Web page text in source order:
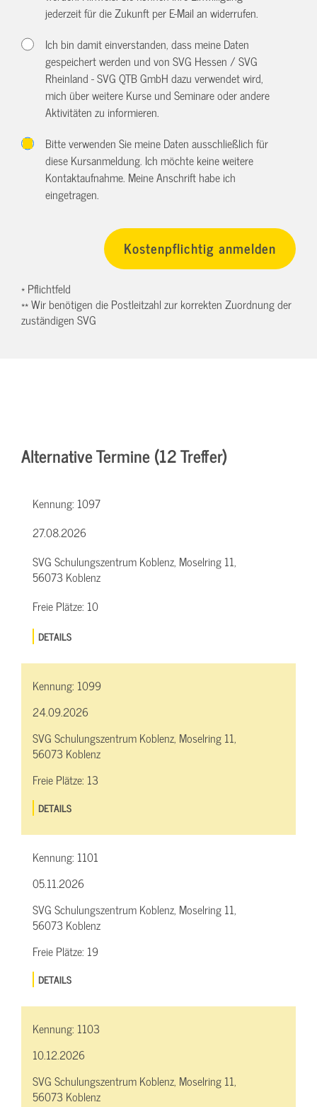
jederzeit für die Zukunft per E-Mail anwiderrufen.
Ich bin damit einverstanden, dass meine Daten
gespeichert werden und von SVG Hessen / SVG
Rheinland - SVG QTB GmbH dazu verwendet wird,
mich über weitere Kurse und Seminare oder andere
Aktivitäten zu informieren.
Bitte verwenden Sie meine Daten ausschließlich für
diese Kursanmeldung. Ich möchte keine weitere
Kontaktaufnahme. Meine Anschrift habe ich
eingetragen.
* Pflichtfeld
** Wir benötigen die Postleitzahl zur korrekten Zuordnung der
zuständigen SVG
Alternative Termine (12 Treffer)
Kennung: 1097
27.08.2026
SVG Schulungszentrum Koblenz, Moselring 11,
56073 Koblenz
Freie Plätze: 10
DETAILS
Kennung: 1099
24.09.2026
SVG Schulungszentrum Koblenz, Moselring 11,
56073 Koblenz
Freie Plätze: 13
DETAILS
Kennung: 1101
05.11.2026
SVG Schulungszentrum Koblenz, Moselring 11,
56073 Koblenz
Freie Plätze: 19
DETAILS
Kennung: 1103
10.12.2026
SVG Schulungszentrum Koblenz, Moselring 11,
56073 Koblenz